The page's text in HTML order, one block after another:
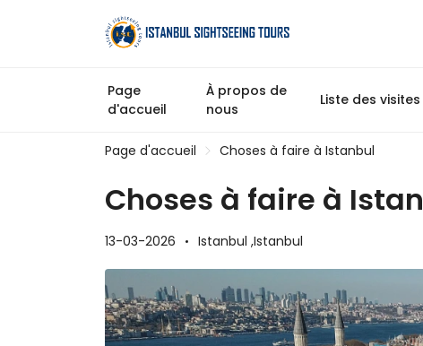
Page
d'accueil
À propos de
nous
Liste des
Page d'accueil Choses à faire à Istanbul
Choses à faire à
13-03-2026 Istanbul ,Istanbul